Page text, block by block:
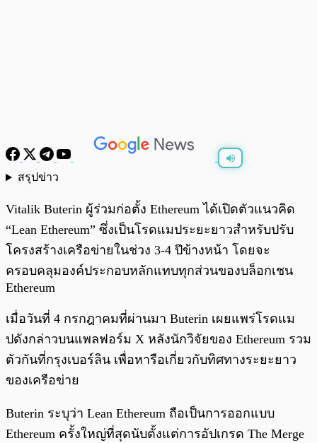
สรุปข่าว
Vitalik Buterin ผู้ร่วมก่อตั้ง Ethereum ได้เปิดตัวแนวคิด
“Lean Ethereum” ซึ่งเป็นโรดแมประยะยาวสำหรับปรับ
โครงสร้างเครือข่ายในช่วง 3-4 ปีข้างหน้า โดยจะ
ครอบคลุมองค์ประกอบหลักแทบทุกส่วนของบล็อกเชน
Ethereum
เมื่อวันที่ 4 กรกฎาคมที่ผ่านมา Buterin เผยแพร่โรดแม
ปดังกล่าวบนแพลฟอร์ม X หลังนักวิจัยของ Ethereum รวม
ตัวกันที่กรุงเบอร์ลิน เพื่อหารือเกี่ยวกับทิศทางระยะยาว
ของเครือข่าย
Buterin ระบุว่า Lean Ethereum ถือเป็นการออกแบบ
Ethereum ครั้งใหญ่ที่สุดนับตั้งแต่การอัปเกรด The Merge